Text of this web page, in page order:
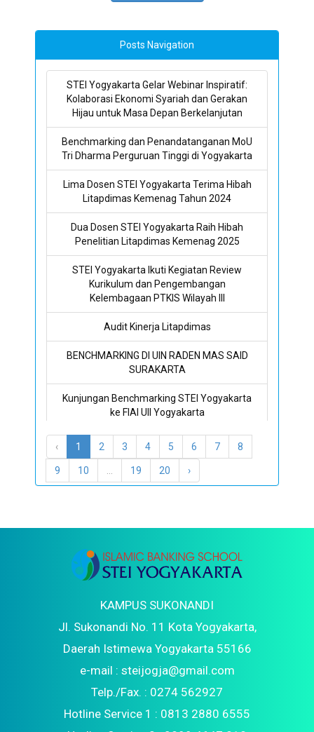
Posts Navigation
STEI Yogyakarta Gelar Webinar Inspiratif:
Kolaborasi Ekonomi Syariah dan Gerakan
Hijau untuk Masa Depan Berkelanjutan
Benchmarking dan Penandatanganan MoU
Tri Dharma Perguruan Tinggi di Yogyakarta
Lima Dosen STEI Yogyakarta Terima Hibah
Litapdimas Kemenag Tahun 2024
Dua Dosen STEI Yogyakarta Raih Hibah
Penelitian Litapdimas Kemenag 2025
STEI Yogyakarta Ikuti Kegiatan Review
Kurikulum dan Pengembangan
Kelembagaan PTKIS Wilayah III
Audit Kinerja Litapdimas
BENCHMARKING DI UIN RADEN MAS SAID
SURAKARTA
Kunjungan Benchmarking STEI Yogyakarta
ke FIAI UII Yogyakarta
STEI Yogyakarta Bekali Mahasiswa Menjadi
Kuliah Motivasi dan Kerjasama Bisnis HPAIC
‹ 1 2 3 4 5 6 7 8
9 10 19 20 ›
KAMPUS SUKONANDI
Jl. Sukonandi No. 11 Kota Yogyakarta,
Daerah Istimewa Yogyakarta 55166
e-mail : steijogja@gmail.com
Telp./Fax. : 0274 562927
Hotline Service 1 : 0813 2880 6555